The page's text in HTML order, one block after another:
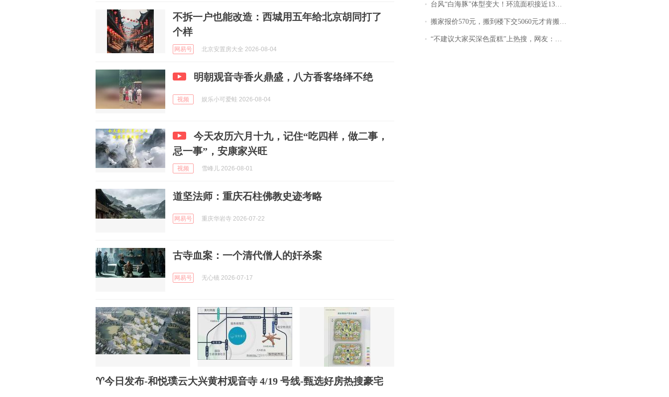
不拆一户也能改造：西城用五年给北京胡同打了
个样
网易号 北京安置房大全 2026-08-04
明朝观音寺香火鼎盛，八方香客络绎不绝
视频 娱乐小可爱蛙 2026-08-04
今天农历六月十九，记住“吃四样，做二事，
忌一事”，安康家兴旺
视频 雪峰儿 2026-08-01
道坚法师：重庆石柱佛教史迹考略
网易号 重庆华岩寺 2026-07-22
古寺血案：一个清代僧人的奸杀案
网易号 无心镜 2026-07-17
♈今日发布-和悦璞云大兴黄村观音寺 4/19 号线-甄选好房热搜豪宅
台风“白海豚”体型变大！环流面积接近13个浙江那么大
搬家报价570元，搬到楼下交5060元才肯搬上楼！女子傻眼了……
“不建议大家买深色蛋糕”上热搜，网友：天塌了！